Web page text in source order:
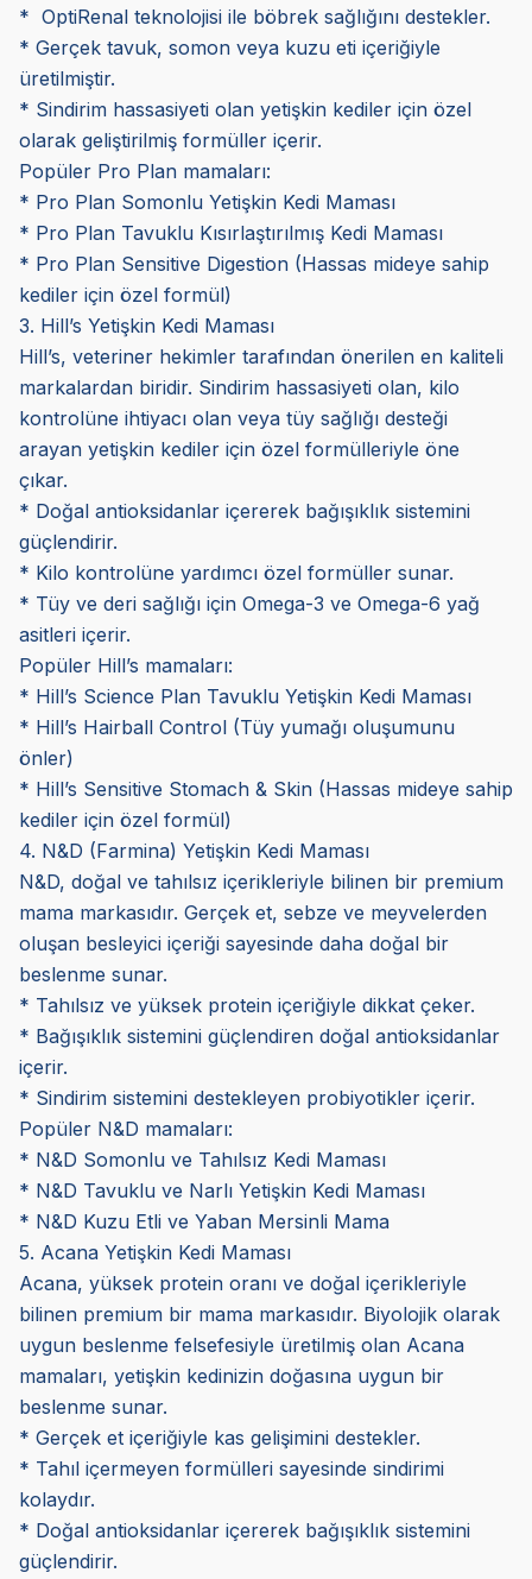
* OptiRenal teknolojisi ile böbrek sağlığını destekler.
* Gerçek tavuk, somon veya kuzu eti içeriğiyle
üretilmiştir.
* Sindirim hassasiyeti olan yetişkin kediler için özel
olarak geliştirilmiş formüller içerir.
Popüler Pro Plan mamaları:
* Pro Plan Somonlu Yetişkin Kedi Maması
* Pro Plan Tavuklu Kısırlaştırılmış Kedi Maması
* Pro Plan Sensitive Digestion (Hassas mideye sahip
kediler için özel formül)
3. Hill’s Yetişkin Kedi Maması
Hill’s, veteriner hekimler tarafından önerilen en kaliteli
markalardan biridir. Sindirim hassasiyeti olan, kilo
kontrolüne ihtiyacı olan veya tüy sağlığı desteği
arayan yetişkin kediler için özel formülleriyle öne
çıkar.
* Doğal antioksidanlar içererek bağışıklık sistemini
güçlendirir.
* Kilo kontrolüne yardımcı özel formüller sunar.
* Tüy ve deri sağlığı için Omega-3 ve Omega-6 yağ
asitleri içerir.
Popüler Hill’s mamaları:
* Hill’s Science Plan Tavuklu Yetişkin Kedi Maması
* Hill’s Hairball Control (Tüy yumağı oluşumunu
önler)
* Hill’s Sensitive Stomach & Skin (Hassas mideye sahip
kediler için özel formül)
4. N&D (Farmina) Yetişkin Kedi Maması
N&D, doğal ve tahılsız içerikleriyle bilinen bir premium
mama markasıdır. Gerçek et, sebze ve meyvelerden
oluşan besleyici içeriği sayesinde daha doğal bir
beslenme sunar.
* Tahılsız ve yüksek protein içeriğiyle dikkat çeker.
* Bağışıklık sistemini güçlendiren doğal antioksidanlar
içerir.
* Sindirim sistemini destekleyen probiyotikler içerir.
Popüler N&D mamaları:
* N&D Somonlu ve Tahılsız Kedi Maması
* N&D Tavuklu ve Narlı Yetişkin Kedi Maması
* N&D Kuzu Etli ve Yaban Mersinli Mama
5. Acana Yetişkin Kedi Maması
Acana, yüksek protein oranı ve doğal içerikleriyle
bilinen premium bir mama markasıdır. Biyolojik olarak
uygun beslenme felsefesiyle üretilmiş olan Acana
mamaları, yetişkin kedinizin doğasına uygun bir
beslenme sunar.
* Gerçek et içeriğiyle kas gelişimini destekler.
* Tahıl içermeyen formülleri sayesinde sindirimi
kolaydır.
* Doğal antioksidanlar içererek bağışıklık sistemini
güçlendirir.